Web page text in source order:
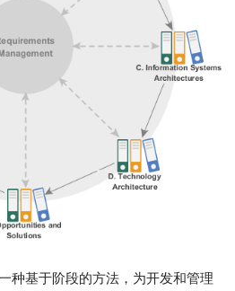
种基于阶段的方法，为开发和管理